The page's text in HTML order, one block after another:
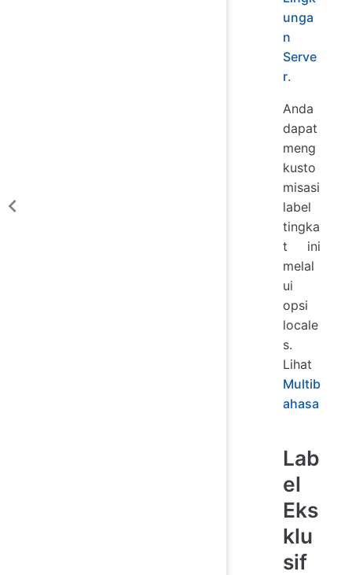
unga
n
Serve
r.
Anda
dapat
meng
kusto
misasi
label
tingka
t ini
melal
ui
opsi
locale
s.
Lihat
Multib
ahasa
Lab
el
Eks
klu
sif